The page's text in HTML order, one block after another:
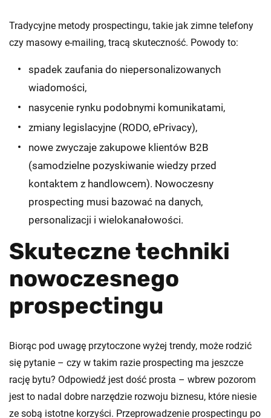
Tradycyjne metody prospectingu, takie jak zimne telefony
czy masowy e-mailing, tracą skuteczność. Powody to:
spadek zaufania do niepersonalizowanych
wiadomości,
nasycenie rynku podobnymi komunikatami,
zmiany legislacyjne (RODO, ePrivacy),
nowe zwyczaje zakupowe klientów B2B
(samodzielne pozyskiwanie wiedzy przed
kontaktem z handlowcem). Nowoczesny
prospecting musi bazować na danych,
personalizacji i wielokanałowości.
Skuteczne techniki
nowoczesnego
prospectingu
Biorąc pod uwagę przytoczone wyżej trendy, może rodzić
się pytanie – czy w takim razie prospecting ma jeszcze
rację bytu? Odpowiedź jest dość prosta – wbrew pozorom
jest to nadal dobre narzędzie rozwoju biznesu, które niesie
ze sobą istotne korzyści. Przeprowadzenie prospectingu po